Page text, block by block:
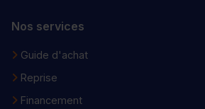
Nos services
Guide d'achat
Reprise
Financement